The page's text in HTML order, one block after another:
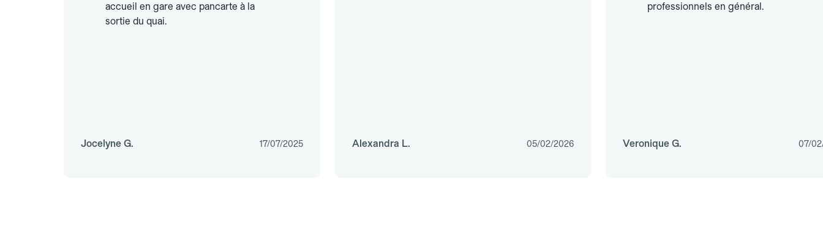
accueil en gare avec pancarte à la
sortie du quai.
Jocelyne G. 17/07/2025 Alexandra L. 05/02/2026
professionnels en général.
Veronique G. 07/